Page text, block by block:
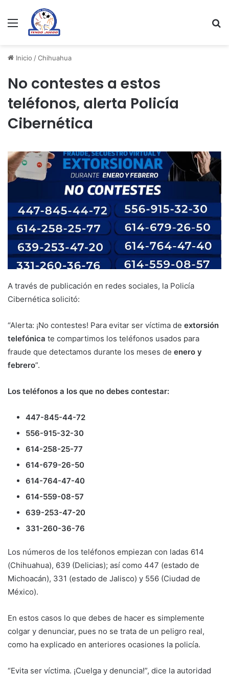
Menu
Inicio /Chihuahua
No contestes a estos
teléfonos, alerta Policía
Cibernética
A través de publicación en redes sociales, la Policía
Cibernética solicitó:
“Alerta: ¡No contestes! Para evitar ser víctima de extorsión
telefónica te compartimos los teléfonos usados para
fraude que detectamos durante los meses de enero y
febrero”.
Los teléfonos a los que no debes contestar:
447-845-44-72
556-915-32-30
614-258-25-77
614-679-26-50
614-764-47-40
614-559-08-57
639-253-47-20
331-260-36-76
Los números de los teléfonos empiezan con ladas 614
(Chihuahua), 639 (Delicias); así como 447 (estado de
Michoacán), 331 (estado de Jalisco) y 556 (Ciudad de
México).
En estos casos lo que debes de hacer es simplemente
colgar y denunciar, pues no se trata de un peligro real,
como ha explicado en anteriores ocasiones la policía.
“Evita ser víctima. ¡Cuelga y denuncia!”, dice la autoridad